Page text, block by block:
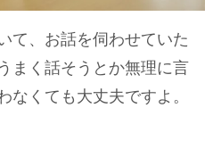
て、お話を伺わせていた
まく話そうとか無理に言
なくても大丈夫ですよ。